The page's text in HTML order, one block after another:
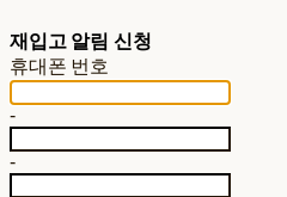
재입고 알림 신청
휴대폰 번호
-
-